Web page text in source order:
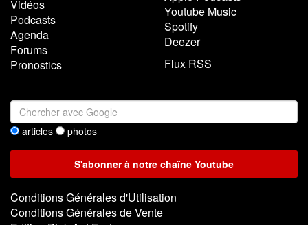
Vidéos
Podcasts
Agenda
Forums
Pronostics
Youtube Music
Spotify
Deezer
Flux RSS
articles photos
Conditions Générales d'Utilisation
Conditions Générales de Vente